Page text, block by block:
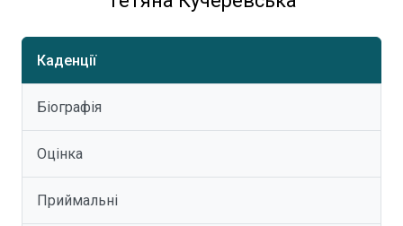
Каденції
Біографія
Оцінка
Приймальні